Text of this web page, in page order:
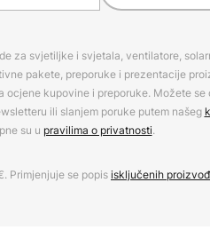
za svjetiljke i svjetala, ventilatore,
pakete, preporuke i prezentacije
kupovine i preporuke. Možete se
ili slanjem poruke putem našeg
su u pravilima o privatnosti.
Primjenjuje se popisisključenih